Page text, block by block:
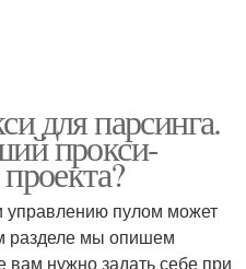
для парсинга.
прокси-
управлению пулом может
разделе мы опишем
нужно задать себе при